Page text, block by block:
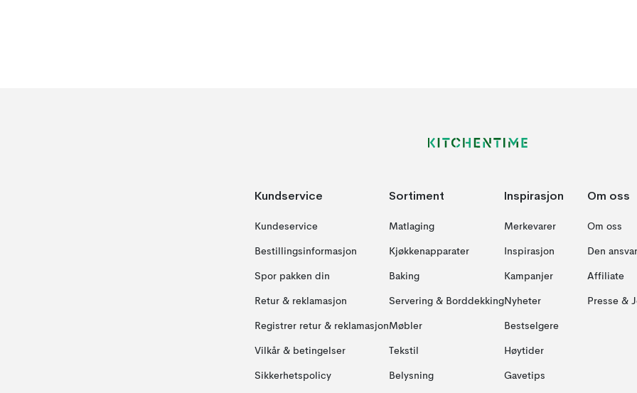
Kundservice
Kundeservice
Bestillingsinformasjon
Spor pakken din
Retur & reklamasjon
Registrer retur & reklamasjon
Vilkår & betingelser
Sikkerhetspolicy
Sortiment
Matlaging
Kjøkkenapparater
Baking
Servering & Borddekking
Møbler
Tekstil
Belysning
Inspirasjon
Merkevarer
Inspirasjon
Kampanjer
Nyheter
Bestselgere
Høytider
Gavetips
Om oss
Om oss
Den
Affiliate
Presse &